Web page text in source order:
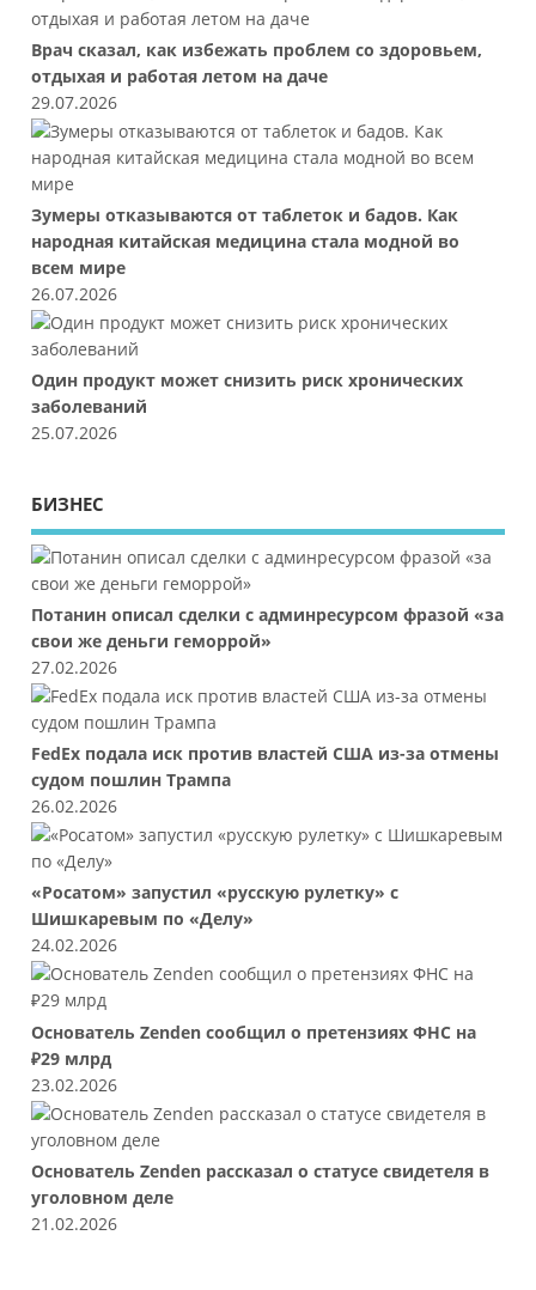
Врач сказал, как избежать проблем со здоровьем,
отдыхая и работая летом на даче
29.07.2026
Зумеры отказываются от таблеток и бадов. Как
народная китайская медицина стала модной во
всем мире
26.07.2026
Один продукт может снизить риск хронических
заболеваний
25.07.2026
БИЗНЕС
Потанин описал сделки с админресурсом фразой «за
свои же деньги геморрой»
27.02.2026
FedEx подала иск против властей США из-за отмены
судом пошлин Трампа
26.02.2026
«Росатом» запустил «русскую рулетку» с
Шишкаревым по «Делу»
24.02.2026
Основатель Zenden сообщил о претензиях ФНС на
₽29 млрд
23.02.2026
Основатель Zenden рассказал о статусе свидетеля в
уголовном деле
21.02.2026